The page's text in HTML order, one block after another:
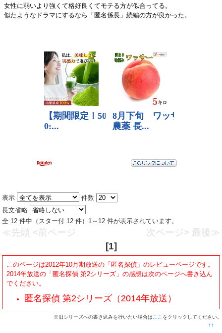
女性に弱いより強くて格好良くてモテる方が似合ってる。
似たようなドラマにするなら「匿名係長」続編の方が良かった。
表示
件数
長文省略
全 12 件中（スター付 12 件）1～12 件が表示されています。
≪先頭 <前ページ 次ページ> 最後≫
[1]
このページは2012年10月期放送の「匿名探偵」のレビューページです。
2014年放送の「 匿名探偵 第2シリーズ 」の感想は次のページへ書き込ん
でください。
匿名探偵 第2シリーズ（2014年放送）
※旧シリーズへの書き込みを行いたい場合は ここ をクリックしてください。
↑↑